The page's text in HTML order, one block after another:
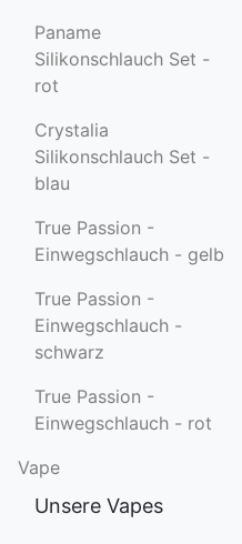
Paname
Silikonschlauch Set -
rot
Crystalia
Silikonschlauch Set -
blau
True Passion -
Einwegschlauch - gelb
True Passion -
Einwegschlauch -
schwarz
True Passion -
Einwegschlauch - rot
Vape
Unsere Vapes